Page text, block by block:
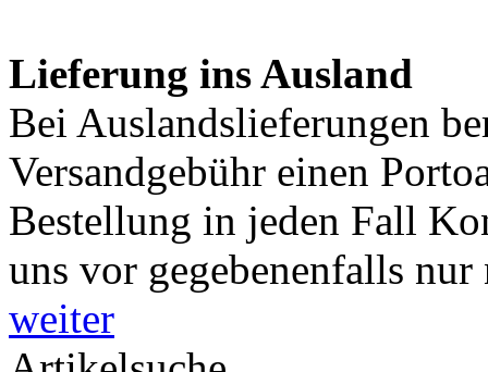
Lieferung ins Ausland
Bei Auslandslieferungen
Versandgebühr einen
Bestellung in jeden Fall
uns vor gegebenenfalls
weiter